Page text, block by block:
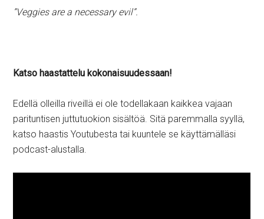
”Veggies are a necessary evil”.
Katso haastattelu kokonaisuudessaan!
Edellä olleilla riveillä ei ole todellakaan kaikkea vajaan
parituntisen juttutuokion sisältöä. Sitä paremmalla syyllä,
katso haastis Youtubesta tai kuuntele se käyttämälläsi
podcast-alustalla.